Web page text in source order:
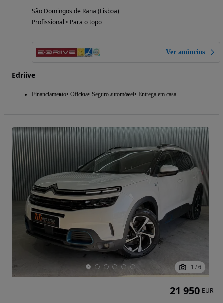
São Domingos de Rana (Lisboa)
Profissional • Para o topo
Ver anúncios
Edriive
Financiamento Oficina Seguro automóvel Entrega em casa
1 / 6
21 950 EUR